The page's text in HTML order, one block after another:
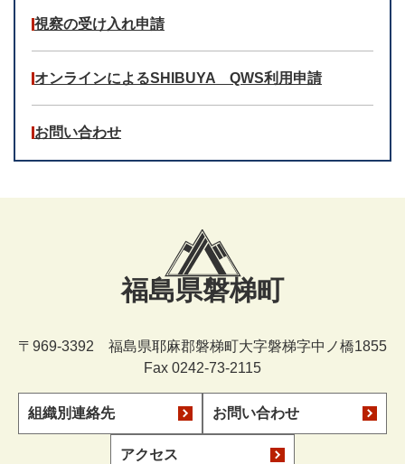
視察の受け入れ申請
オンラインによるSHIBUYA QWS利用申請
お問い合わせ
福島県磐梯町
〒969-3392 福島県耶麻郡磐梯町大字磐梯字中ノ橋1855
Fax 0242-73-2115
組織別連絡先 お問い合わせ
アクセス